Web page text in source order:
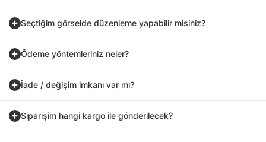
Seçtiğim görselde düzenleme yapabilir misiniz?
Ödeme yöntemleriniz neler?
İade / değişim imkanı var mı?
Siparişim hangi kargo ile gönderilecek?